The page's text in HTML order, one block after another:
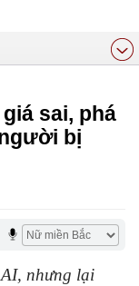
sai, phá
bị
nhưng lại